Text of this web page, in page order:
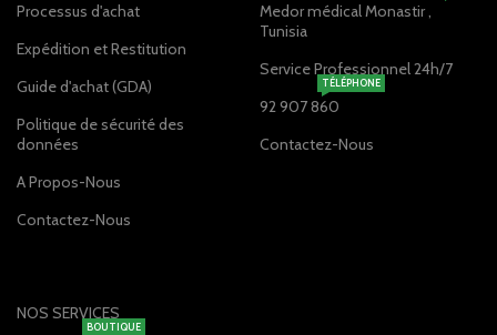
Processus d'achat
Expédition et Restitution
Guide d'achat (GDA)
Politique de sécurité des
données
A Propos-Nous
Contactez-Nous
Medor médical Monastir ,
Tunisia
Service Professionnel 24h/7
92 907 860
TÉLÉPHONE
Contactez-Nous
NOS SERVICES
BOUTIQUE